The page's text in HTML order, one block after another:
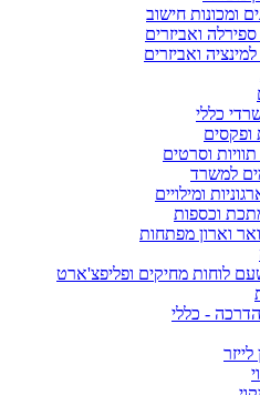
ומכונות חישוב
ואביזרים
ואביזרים
כללי
ופקסים
וסרטים
למשרד
ומילויים
וכספות
וארון מפתחות
לוחות מחיקים ופליפצ'ארט
- כללי
לייזר